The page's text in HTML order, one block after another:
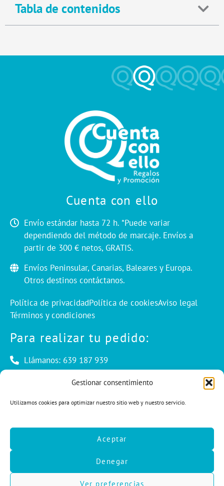
Gestionar consentimiento
Utilizamos cookies para optimizar nuestro sitio web y nuestro servicio.
Aceptar
Denegar
Ver preferencias
Tabla de contenidos
Cuenta con ello
Envío estándar hasta 72 h. *Puede variar
dependiendo del método de marcaje. Envíos a
partir de 300 € netos, GRATIS.
Envíos Peninsular, Canarias, Baleares y Europa.
Otros destinos contáctanos.
Política de privacidadPolítica de cookiesAviso legal
Términos y condiciones
Para realizar tu pedido:
Llámanos: 639 187 939
Envíanos un mail: info@cuentaconello.com
info@cuentaconello.com
a n i